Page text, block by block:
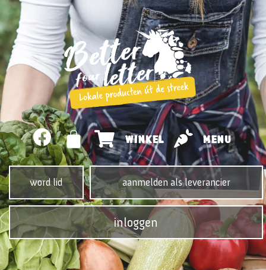
WINKEL MENU
word lid aanmelden als leverancier
inloggen